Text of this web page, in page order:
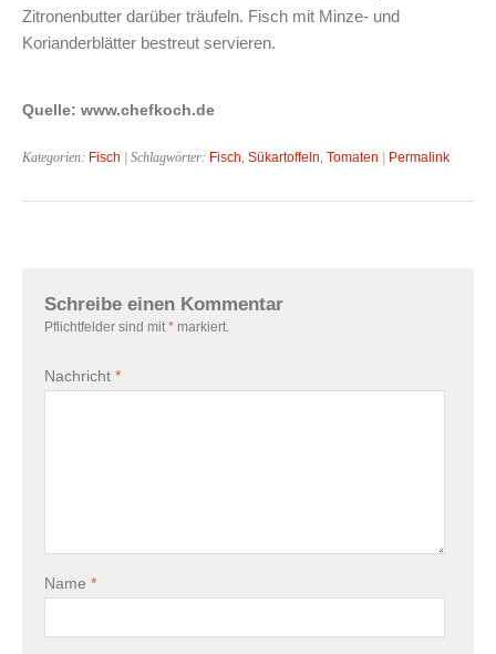
Zitronenbutter darüber träufeln. Fisch mit Minze- und
Korianderblätter bestreut servieren.
Quelle: www.chefkoch.de
Kategorien: Fisch | Schlagwörter: Fisch Sükartoffeln Tomaten | Permalink
Schreibe einen Kommentar
Pflichtfelder sind mit * markiert.
Nachricht *
Name *